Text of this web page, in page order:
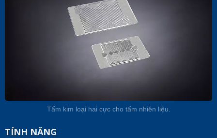
Tấm kim loại hai cực cho tấm nhiên liệu.
TÍNH NĂNG